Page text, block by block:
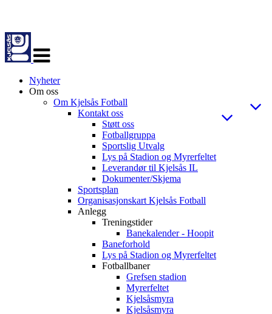
navigasjon
Nyheter
Om oss
Om Kjelsås Fotball
Kontakt oss
Støtt oss
Fotballgruppa
Sportslig Utvalg
Lys på Stadion og Myrerfeltet
Leverandør til Kjelsås IL
Dokumenter/Skjema
Sportsplan
Organisasjonskart Kjelsås Fotball
Anlegg
Treningstider
Banekalender - Hoopit
Baneforhold
Lys på Stadion og Myrerfeltet
Fotballbaner
Grefsen stadion
Myrerfeltet
Kjelsåsmyra
Kjelsåsmyra